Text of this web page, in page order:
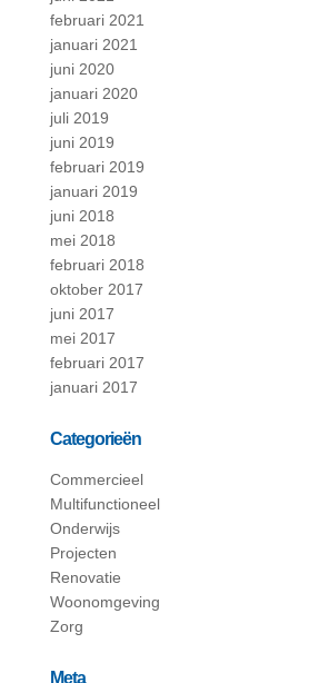
februari 2021
januari 2021
juni 2020
januari 2020
juli 2019
juni 2019
februari 2019
januari 2019
juni 2018
mei 2018
februari 2018
oktober 2017
juni 2017
mei 2017
februari 2017
januari 2017
Categorieën
Commercieel
Multifunctioneel
Onderwijs
Projecten
Renovatie
Woonomgeving
Zorg
Meta